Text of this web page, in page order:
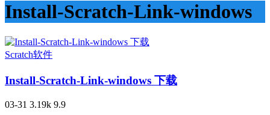
Install-Scratch-Link-windows
Scratch软件
Install-Scratch-Link-windows 下载
03-31 3.19k 9.9